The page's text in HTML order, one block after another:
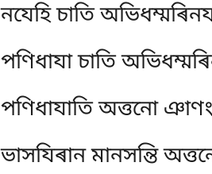
নযেহি চাতি
পণিধাযা চাতি
পণিধাযাতি অত্তনো
ভাসযিৰান মানসন্তি